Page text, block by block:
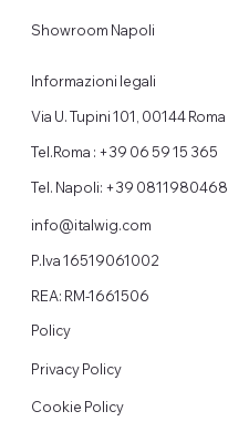
Showroom Napoli
Informazioni legali
Via U. Tupini 101, 00144 Roma
Tel.Roma : +39 06 59 15 365
Tel. Napoli: +39
info@italwig.com
P.Iva 16519061002
REA: RM-1661506
Policy
Privacy Policy
Cookie Policy